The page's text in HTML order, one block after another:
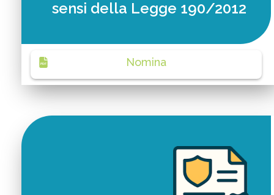
sensi della Legge 190/2012
PDF Nomina